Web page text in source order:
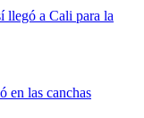
llegó a Cali para la
en las canchas